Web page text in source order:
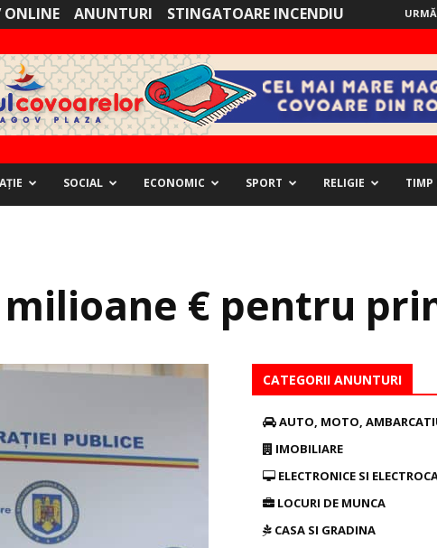
ONLINE ANUNTURI STINGATOARE INCENDIU
SOCIAL ECONOMIC SPORT RELIGIE TIMP
milioane € pentru
CATEGORII ANUNTURI
AUTO, MOTO,
IMOBILIARE
ELECTRONICE SI
LOCURI DE MUNCA
CASA SI GRADINA